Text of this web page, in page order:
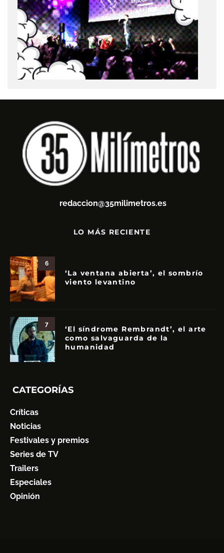
redaccion@35milimetros.es
LO MÁS RECIENTE
6
‘La ventana abierta’, el sombrío
viento levantino
7
‘El síndrome Rembrandt’, el arte
como salvaguarda de la
humanidad
CATEGORÍAS
Críticas
Noticias
Festivales y premios
Series de TV
Trailers
Especiales
Opinión